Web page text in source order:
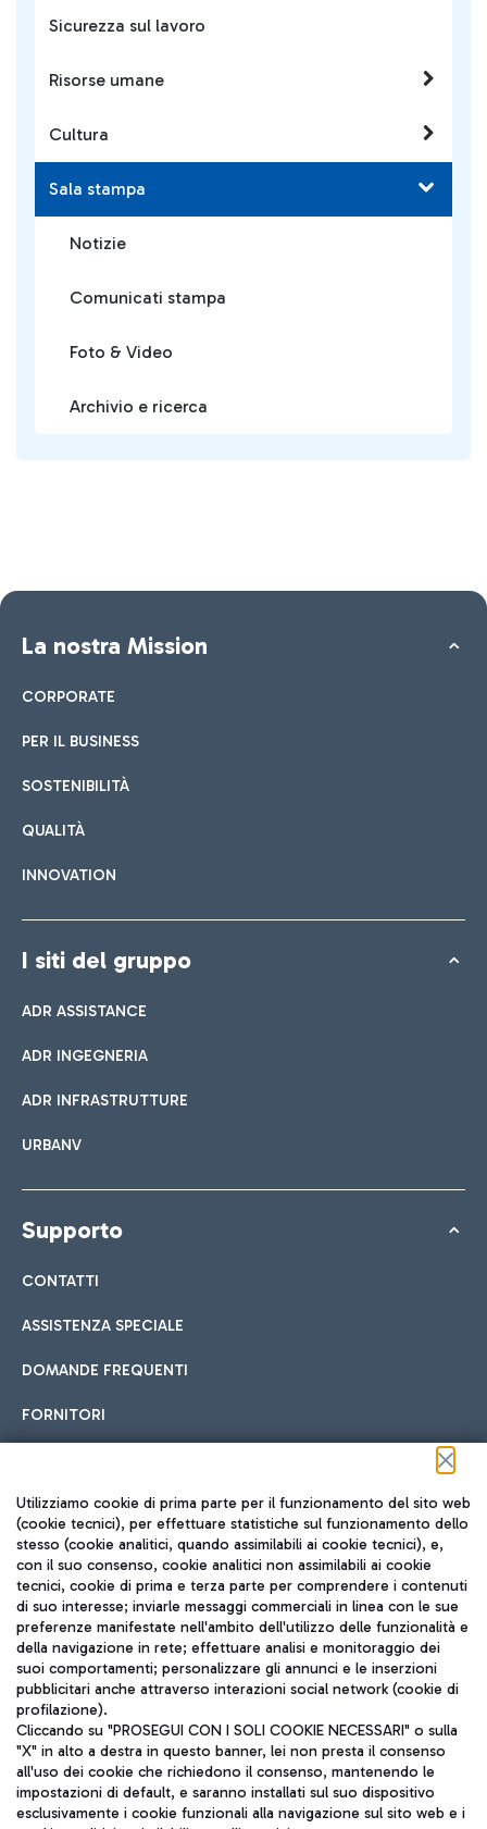
Sicurezza sul lavoro
Risorse umane
Cultura
Sala stampa
Notizie
Comunicati stampa
Foto & Video
Archivio e ricerca
La nostra Mission
CORPORATE
PER IL BUSINESS
SOSTENIBILITÀ
QUALITÀ
INNOVATION
I siti del gruppo
ADR ASSISTANCE
ADR INGEGNERIA
ADR INFRASTRUTTURE
URBANV
Supporto
CONTATTI
ASSISTENZA SPECIALE
DOMANDE FREQUENTI
FORNITORI
Seguici sui social
TRAVEL JOURNAL
ITA
Utilizziamo cookie di prima parte per il funzionamento del sito web
(cookie tecnici), per effettuare statistiche sul funzionamento dello
stesso (cookie analitici, quando assimilabili ai cookie tecnici), e,
con il suo consenso, cookie analitici non assimilabili ai cookie
tecnici, cookie di prima e terza parte per comprendere i contenuti
di suo interesse; inviarle messaggi commerciali in linea con le sue
preferenze manifestate nell'ambito dell'utilizzo delle funzionalità e
della navigazione in rete; effettuare analisi e monitoraggio dei
suoi comportamenti; personalizzare gli annunci e le inserzioni
pubblicitari anche attraverso interazioni social network (cookie di
profilazione).
Cliccando su "PROSEGUI CON I SOLI COOKIE NECESSARI" o sulla
"X" in alto a destra in questo banner, lei non presta il consenso
all'uso dei cookie che richiedono il consenso, mantenendo le
impostazioni di default, e saranno installati sul suo dispositivo
esclusivamente i cookie funzionali alla navigazione sul sito web e i